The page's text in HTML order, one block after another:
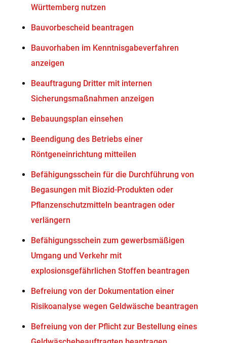
Württemberg nutzen
Bauvorbescheid beantragen
Bauvorhaben im Kenntnisgabeverfahren
anzeigen
Beauftragung Dritter mit internen
Sicherungsmaßnahmen anzeigen
Bebauungsplan einsehen
Beendigung des Betriebs einer
Röntgeneinrichtung mitteilen
Befähigungsschein für die Durchführung von
Begasungen mit Biozid-Produkten oder
Pflanzenschutzmitteln beantragen oder
verlängern
Befähigungsschein zum gewerbsmäßigen
Umgang und Verkehr mit
explosionsgefährlichen Stoffen beantragen
Befreiung von der Dokumentation einer
Risikoanalyse wegen Geldwäsche beantragen
Befreiung von der Pflicht zur Bestellung eines